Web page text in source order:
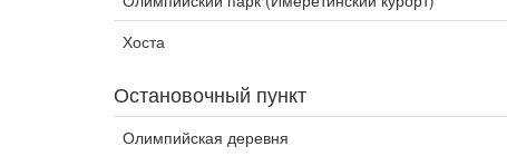
Хоста
Остановочный пункт
Олимпийская деревня